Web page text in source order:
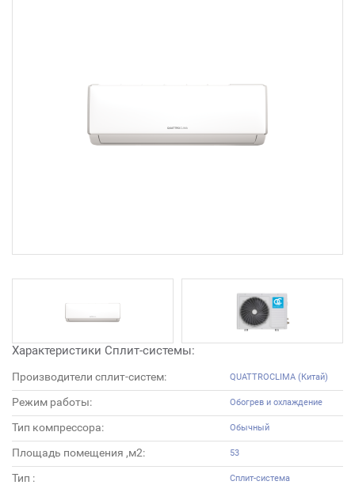
Характеристики Сплит-системы:
Производители сплит-систем: QUATTROCLIMA (Китай)
Режим работы: Обогрев и охлаждение
Тип компрессора: Обычный
Площадь помещения ,м2: 53
Тип : Сплит-система